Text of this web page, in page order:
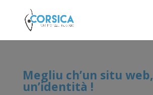
Megliu ch’un situ web,
un’identità !